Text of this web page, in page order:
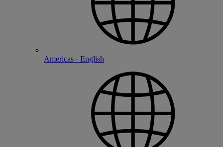
Americas - English